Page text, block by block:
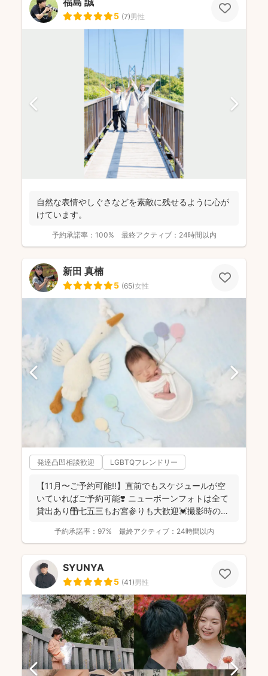
5 (7)男性
自然な表情やしぐさなどを素敵に残せるように心が
けています。
予約承諾率： 100% 最終アクティブ： 24時間以内
新田 真楠
5 (65)女性
発達凸凹相談歓迎 LGBTQフレンドリー
【11月〜ご予約可能‼︎】直前でもスケジュールが空
いていればご予約可能❣️ ニューボーンフォトは全て
貸出あり🎁七五三もお宮参りも大歓迎💓撮影時のみ
予約承諾率： 97% 最終アクティブ： 24時間以内
SYUNYA
5 (41)男性